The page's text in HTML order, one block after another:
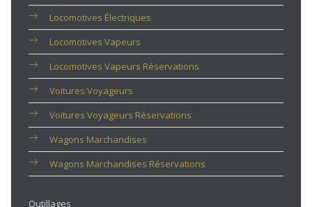
Locomotives Électriques
Locomotives Vapeurs
Locomotives Vapeurs Réservations
Voitures Voyageurs
Voitures Voyageurs Réservations
Wagons Marchandises
Wagons Marchandises Réservations
Outillages